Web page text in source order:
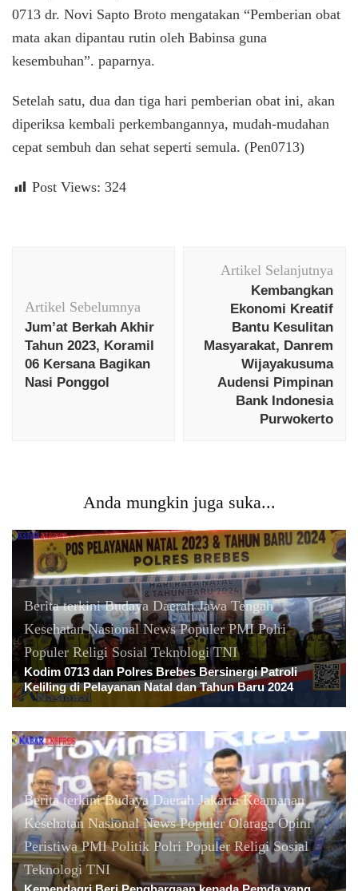
0713 dr. Novi Sapto Broto mengatakan “Pemberian obat
mata akan dipantau rutin oleh Babinsa guna
kesembuhan”. paparnya.
Setelah satu, dua dan tiga hari pemberian obat ini, akan
diperiksa kembali perkembangannya, mudah-mudahan
cepat sembuh dan sehat seperti semula. (Pen0713)
Post Views: 324
Artikel Sebelumnya
Jum’at Berkah Akhir
Tahun 2023, Koramil
06 Kersana Bagikan
Nasi Ponggol
Artikel Selanjutnya
Kembangkan
Ekonomi Kreatif
Bantu Kesulitan
Masyarakat, Danrem
Wijayakusuma
Audensi Pimpinan
Bank Indonesia
Purwokerto
Anda mungkin juga suka...
Berita terkini Budaya Daerah Jawa Tengah
Kesehatan Nasional News Populer PMI Polri
Populer Religi Sosial Teknologi TNI
Kodim 0713 dan Polres Brebes Bersinergi Patroli
Keliling di Pelayanan Natal dan Tahun Baru 2024
Berita terkini Budaya Daerah Jakarta Keamanan
Kesehatan Nasional News Populer Olaraga Opini
Peristiwa PMI Politik Polri Populer Religi Sosial
Teknologi TNI